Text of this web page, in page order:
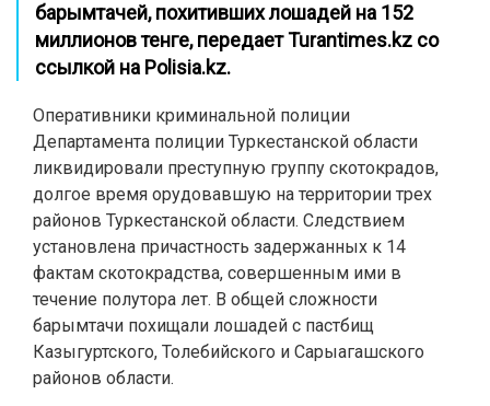
барымтачей, похитивших лошадей на 152
миллионов тенге, передаетTurantimes.kz со
ссылкой на Polisia.kz.
Оперативники криминальной полиции
Департамента полиции Туркестанской области
ликвидировали преступную группу скотокрадов,
долгое время орудовавшую на территории трех
районов Туркестанской области. Следствием
установлена причастность задержанных к 14
фактам скотокрадства, совершенным ими в
течение полутора лет. В общей сложности
барымтачи похищали лошадей с пастбищ
Казыгуртского, Толебийского и Сарыагашского
районов области.